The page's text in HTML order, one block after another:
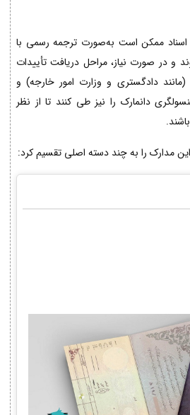
ممکن است به‌صورت ترجمه رسمی با
و در صورت نیاز، مراحل دریافت تأییدات
دادگستری و وزارت امور خارجه) و
دانمارک را نیز طی کنند تا از نظر
مدارک را به چند دسته اصلی تقسیم کرد: